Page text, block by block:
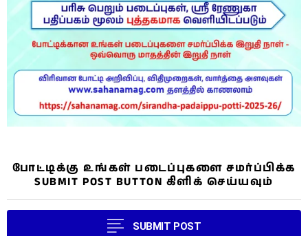
போட்டிக்கு உங்கள் படைப்புகளை சமர்ப்பிக்க
SUBMIT POST BUTTON கிளிக் செய்யவும்
SUBMIT POST